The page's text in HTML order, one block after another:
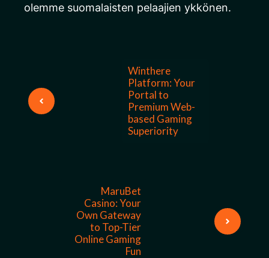
olemme suomalaisten pelaajien ykkönen.
Winthere
Platform: Your
Portal to
Premium Web-
based Gaming
Superiority
MaruBet
Casino: Your
Own Gateway
to Top-Tier
Online Gaming
Fun